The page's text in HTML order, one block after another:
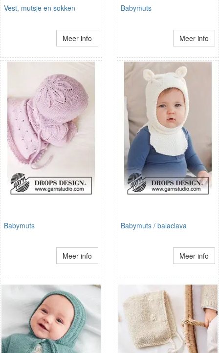
Vest, mutsje en sokken
Meer info
Babymuts
Meer info
Babymuts
Meer info
Babymuts / balaclava
Meer info